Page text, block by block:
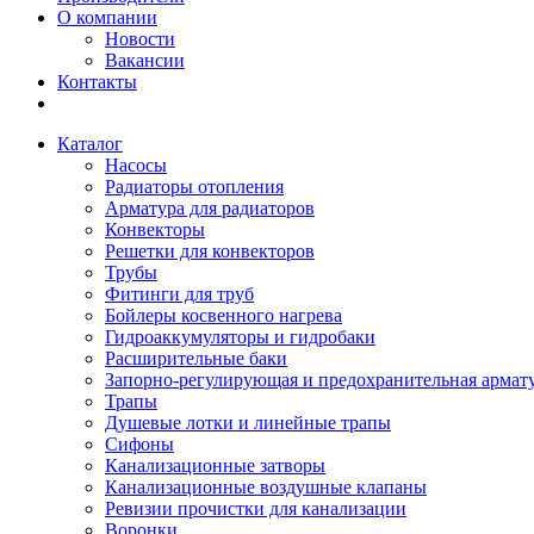
О компании
Новости
Вакансии
Контакты
Каталог
Насосы
Радиаторы отопления
Арматура для радиаторов
Конвекторы
Решетки для конвекторов
Трубы
Фитинги для труб
Бойлеры косвенного нагрева
Гидроаккумуляторы и гидробаки
Расширительные баки
Запорно-регулирующая и предохранительная
Трапы
Душевые лотки и линейные трапы
Сифоны
Канализационные затворы
Канализационные воздушные клапаны
Ревизии прочистки для канализации
Воронки